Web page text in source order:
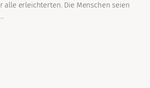
alle erleichterten. Die Menschen seien